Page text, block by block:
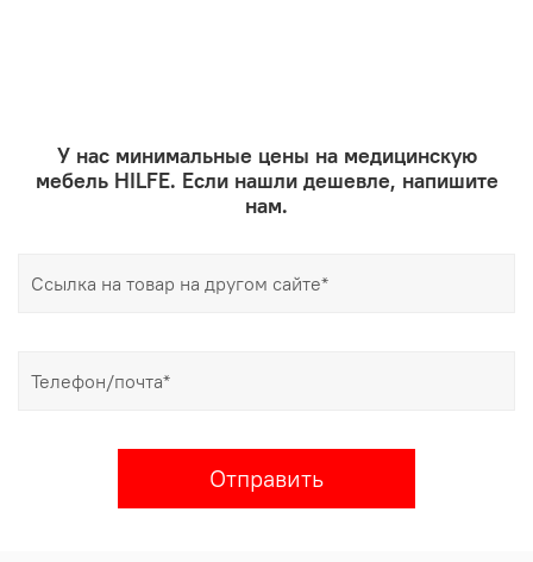
У нас минимальные цены на медицинскую
мебель HILFE. Если нашли дешевле, напишите
нам.
Отправить